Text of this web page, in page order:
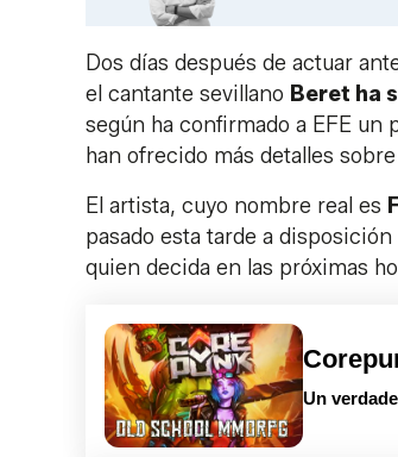
Dos días después de actuar
el cantante sevillano Beret ha
según ha confirmado a EFE un
han ofrecido más detalles
El artista, cuyo nombre real es
pasado esta tarde a
quien decida en las próximas
Un